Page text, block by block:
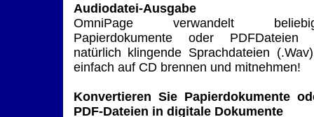
Audiodatei-Ausgabe
OmniPage verwandelt
Papierdokumente oder PDFDateien
natürlich klingende Sprachdateien
einfach auf CD brennen und mitnehmen!
Konvertieren Sie Papierdokumente
PDF-Dateien in digitale Dokumente